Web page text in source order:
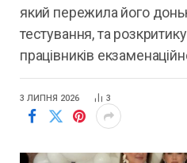
який пережила його
тестування, та
працівників
3 ЛИПНЯ 2026 3